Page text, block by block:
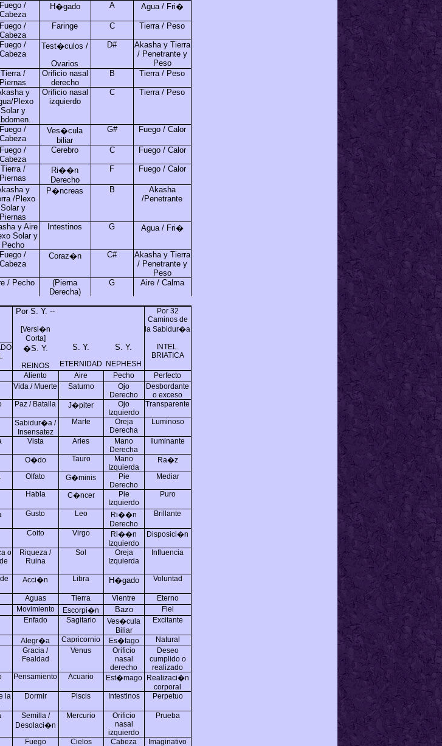
Fuego /
Cabeza
H�gado A Agua / Fri�
Fuego /
Cabeza
Faringe C Tierra / Peso
Fuego /
Cabeza
Test�culos /
Ovarios
D#
Akasha y Tierra
/ Penetrante y
Peso
Tierra /
Piernas
Orificio nasal
derecho
B Tierra / Peso
y
Plexo
Solar y
Orificio nasal
izquierdo
C Tierra / Peso
Fuego /
Cabeza
Ves�cula
biliar
G# Fuego / Calor
Fuego /
Cabeza
Cerebro C Fuego / Calor
Tierra /
Piernas
Ri��n
Derecho
F Fuego / Calor
y
/Plexo
Solar y
Piernas
P�ncreas B
Akasha
/Penetrante
y Aire
Solar y
Pecho
Intestinos G Agua / Fri�
Fuego /
Cabeza
Coraz�n C#
Akasha y Tierra
/ Penetrante y
Peso
/ Pecho
(Pierna
Derecha)
G Aire / Calma
Por S. Y. --
[Versi�n
Corta]
Por 32
Caminos de
la Sabidur�a
�S. Y.
REINOS
S. Y.
ETERNIDAD
S. Y.
NEPHESH
INTEL.
BRIATICA
Aliento Aire Pecho
Perfecto
Vida / Muerte Saturno
Ojo
Derecho
Desbordante
o exceso
Paz / Batalla J�piter
Ojo
Izquierdo
Transparente
Sabidur�a /
Insensatez
Marte
Oreja
Derecha
Luminoso
Vista Aries
Mano
Derecha
Iluminante
O�do Tauro
Mano
Izquierda
Ra�z
Olfato G�minis
Pie
Derecho
Mediar
Habla C�ncer
Pie
Izquierdo
Puro
Gusto Leo
Ri��n
Derecho
Brillante
Coito Virgo
Ri��n
Izquierdo
Disposici�n
o
Riqueza /
Ruina
Sol
Oreja
Izquierda
Influencia
Acci�n Libra H�gado Voluntad
Aguas Tierra Vientre
Eterno
Movimiento Escorpi�n Bazo
Fiel
Enfado Sagitario
Ves�cula
Biliar
Excitante
Alegr�a Capricornio Es�fago
Natural
Gracia /
Fealdad
Venus
Orificio
nasal
derecho
Deseo
cumplido o
realizado
Pensamiento Acuario Est�mago
Realizaci�n
corporal
la
Dormir Piscis Intestinos Perpetuo
Semilla /
Desolaci�n
Mercurio
Orificio
nasal
izquierdo
Prueba
Fuego Cielos Cabeza Imaginativo